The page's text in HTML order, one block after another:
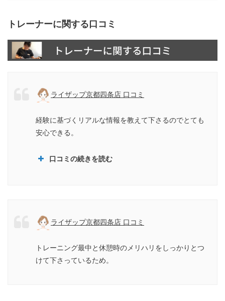
トレーナーに関する口コミ
ライザップ京都四条店 口コミ
経験に基づくリアルな情報を教えて下さるのでとても
安心できる。
口コミの続きを読む
ライザップ京都四条店 口コミ
トレーニング最中と休憩時のメリハリをしっかりとつ
けて下さっているため。